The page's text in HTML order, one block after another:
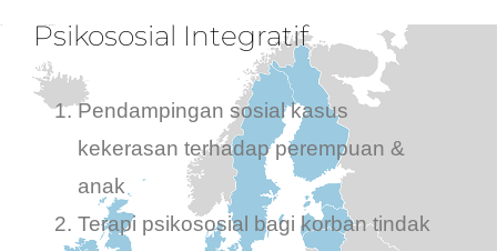
Psikososial Integratif
Pendampingan sosial kasus
kekerasan terhadap perempuan &
anak
Terapi psikososial bagi korban tindak